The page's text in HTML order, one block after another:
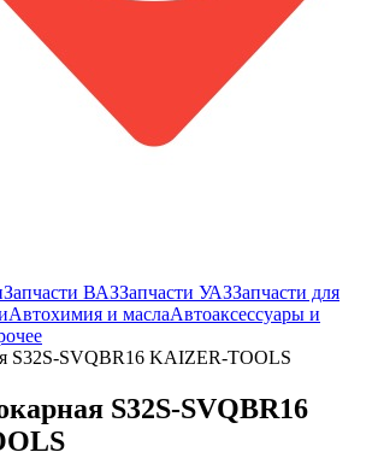
Запчасти ВАЗЗапчасти УАЗЗапчасти для
Автохимия и маслаАвтоаксессуары и
S32S-SVQBR16 KAIZER-TOOLS
S32S-SVQBR16